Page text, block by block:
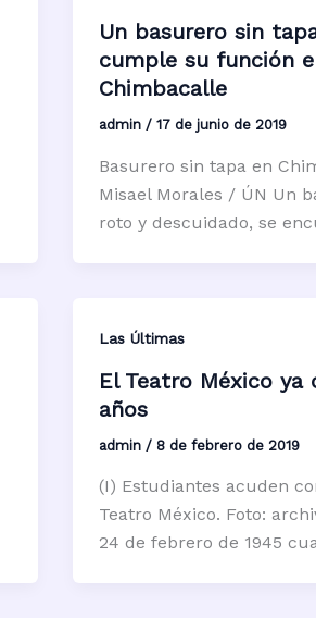
Un basurero sin
cumple su función
Chimbacalle
admin/17 de junio de 2019
Basurero sin tapa en
Misael Morales / ÚN Un
roto y descuidado, se
Las Últimas
El Teatro México ya
años
admin / 8 de febrero de 2019
(I) Estudiantes acuden
Teatro México. Foto:
24 de febrero de 1945